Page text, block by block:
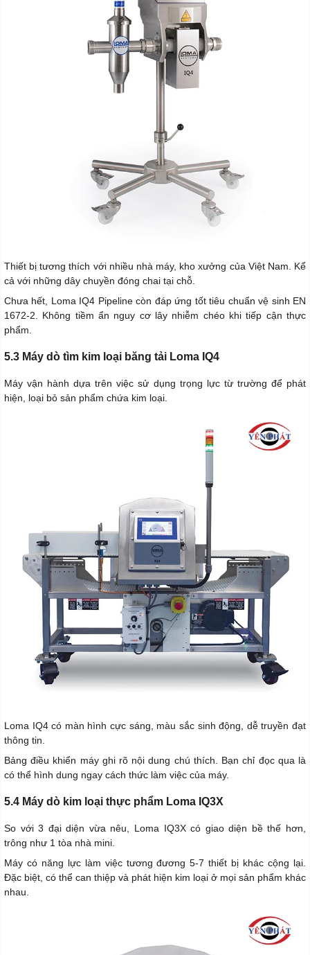
Thiết bị tương thích với nhiều nhà máy, kho xưởng của Việt Nam. Kể
cả với những dây chuyền đóng chai tại chỗ.
Chưa hết, Loma IQ4 Pipeline còn đáp ứng tốt tiêu chuẩn vệ sinh EN
1672-2. Không tiềm ẩn nguy cơ lây nhiễm chéo khi tiếp cận thực
phẩm.
5.3 Máy dò tìm kim loại băng tải Loma IQ4
Máy vận hành dựa trên việc sử dụng trọng lực từ trường để phát
hiện, loại bỏ sản phẩm chứa kim loại.
Loma IQ4 có màn hình cực sáng, màu sắc sinh động, dễ truyền đạt
thông tin.
Bảng điều khiển máy ghi rõ nội dung chú thích. Bạn chỉ đọc qua là
có thể hình dung ngay cách thức làm việc của máy.
5.4 Máy dò kim loại thực phẩm Loma IQ3X
So với 3 đại diện vừa nêu, Loma IQ3X có giao diện bề thế hơn,
trông như 1 tòa nhà mini.
Máy có năng lực làm việc tương đương 5-7 thiết bị khác cộng lại.
Đặc biệt, có thể can thiệp và phát hiện kim loại ở mọi sản phẩm khác
nhau.